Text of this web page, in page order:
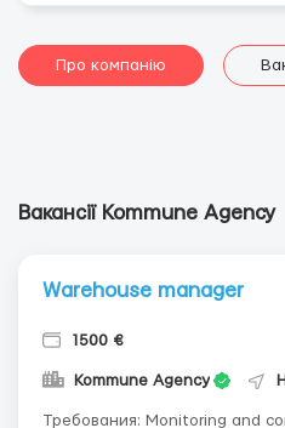
Про компанію
Вакансії Kommune Agency
Warehouse manager
1500 €
Kommune Agency
Требования: Monitoring and control of incoming goods